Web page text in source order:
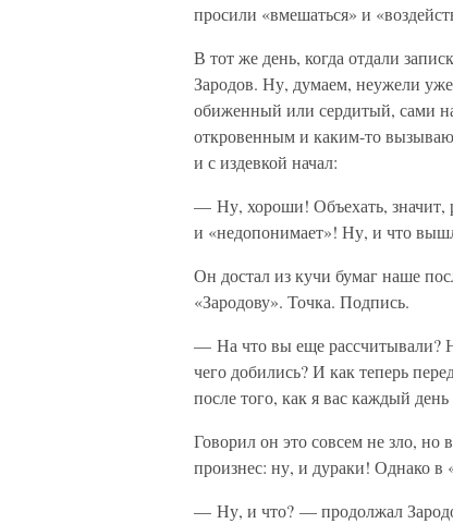
просили «вмешаться» и
В тот же день, когда отдали
Зародов. Ну, думаем, неужели
обиженный или сердитый, сами
откровенным и каким-то
и с издевкой начал:
— Ну, хороши! Объехать, значит,
и «недопонимает»! Ну, и что
Он достал из кучи бумаг наше
«Зародову». Точка. Подпись.
— На что вы еще рассчитывали?
чего добились? И как теперь
после того, как я вас каждый
Говорил он это совсем не зло, но
произнес: ну, и дураки! Однако
— Ну, и что? — продолжал